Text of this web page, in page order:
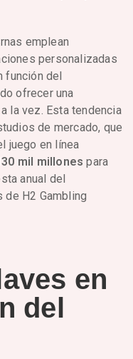
emplean
personalizadas
función del
ofrecer una
la vez. Esta tendencia
de mercado, que
juego en línea
mil millones para
anual del
H2 Gambling
en
del